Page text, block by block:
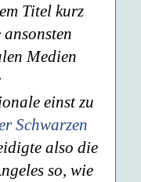
Titel kurz
Medien
einst zu
Schwarzen
also die
so, wie